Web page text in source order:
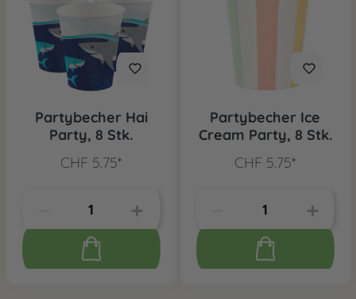
Partybecher Hai
Party, 8 Stk.
CHF 5.75*
Partybecher Ice
Cream Party, 8 Stk.
CHF 5.75*